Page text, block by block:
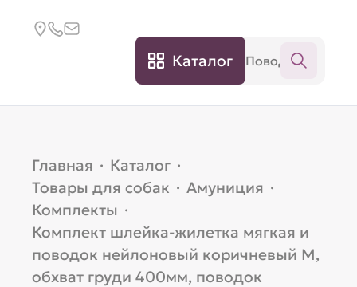
Каталог
Главная · Каталог ·
Товары для собак · Амуниция ·
Комплекты ·
Комплект шлейка-жилетка мягкая и
поводок нейлоновый коричневый M,
обхват груди 400мм, поводок